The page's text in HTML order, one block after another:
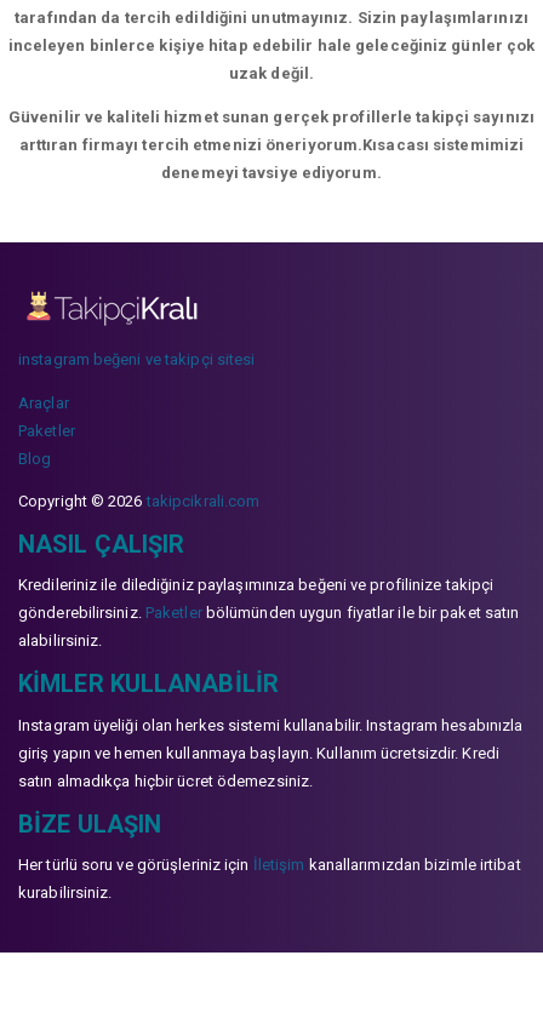
tarafından da tercih edildiğini unutmayınız. Sizin paylaşımlarınızı
inceleyen binlerce kişiye hitap edebilir hale geleceğiniz günler çok
uzak değil.
Güvenilir ve kaliteli hizmet sunan gerçek profillerle takipçi sayınızı
arttıran firmayı tercih etmenizi öneriyorum.Kısacası sistemimizi
denemeyi tavsiye ediyorum.
instagram beğeni ve takipçi sitesi
Araçlar
Paketler
Blog
Copyright © 2026takipcikrali.com
NASIL ÇALIŞIR
Kredileriniz ile dilediğiniz paylaşımınıza beğeni ve profilinize takipçi
gönderebilirsiniz. Paketlerbölümünden uygun fiyatlar ile bir paket satın
alabilirsiniz.
KIMLER KULLANABILIR
Instagram üyeliği olan herkes sistemi kullanabilir. Instagram hesabınızla
giriş yapın ve hemen kullanmaya başlayın. Kullanım ücretsizdir. Kredi
satın almadıkça hiçbir ücret ödemezsiniz.
BIZE ULAŞIN
Her türlü soru ve görüşleriniz için İletişim kanallarımızdan bizimle irtibat
kurabilirsiniz.